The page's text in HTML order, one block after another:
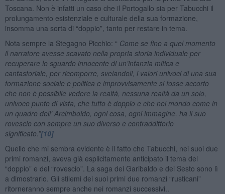
Toscana. Non è infatti un caso che il Portogallo sia per Tabucchi il
prolungamento esistenziale e culturale della sua formazione,
insomma una sorta di “doppio”, tanto per restare in tema.
Nota sempre la Stegagno Picchio: “ Come se fino a quel momento
il narratore avesse scavato nella propria storia individuale per
recuperare lo sguardo innocente di un’infanzia mitica e
cantastoriale, per ricomporre, svelandoli, i valori univoci di una sua
formazione sociale e politica e improvvisamente si fosse accorto
che non è possibile vedere la realtà, nessuna realtà da un solo,
univoco punto di vista, che tutto è doppio e che nel mondo come in
un quadro dell’ Arcimboldo, ogni cosa, ogni immagine, ha il suo
rovescio con sempre un suo diverso e contraddittorio
significato.”[10]
Quello che mi sembra evidente è il fatto che Tabucchi, nei suoi due
primi romanzi, aveva già esplicitamente anticipato il tema del
“doppio” e del “rovescio”. La saga dei Garibaldo e dei Sesto sono lì
a dimostrarlo. Gli stilemi dei suoi primi due romanzi “rusticani”
ritorneranno sempre anche nei romanzi successivi..